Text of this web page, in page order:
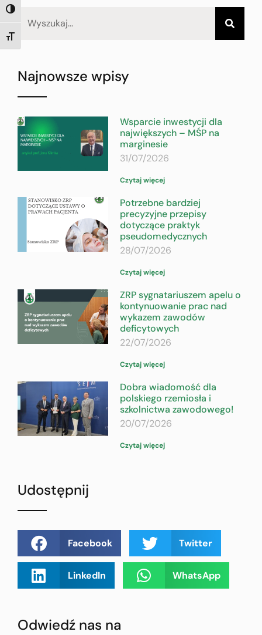
TOGGLE HIGH CONTRAST
TOGGLE FONT SIZE
Najnowsze wpisy
Wsparcie inwestycji dla
największych – MŚP na
marginesie
31/07/2026
Czytaj więcej
Potrzebne bardziej
precyzyjne przepisy
dotyczące praktyk
pseudomedycznych
28/07/2026
Czytaj więcej
ZRP sygnatariuszem apelu o
kontynuowanie prac nad
wykazem zawodów
deficytowych
22/07/2026
Czytaj więcej
Dobra wiadomość dla
polskiego rzemiosła i
szkolnictwa zawodowego!
20/07/2026
Czytaj więcej
Udostępnij
Facebook Twitter
LinkedIn WhatsApp
Odwiedź nas na